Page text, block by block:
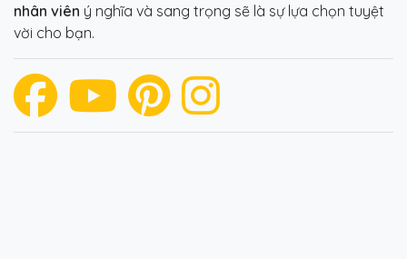
nhân viên ý nghĩa và sang trọng sẽ là sự lựa chọn tuyệt
vời cho bạn.